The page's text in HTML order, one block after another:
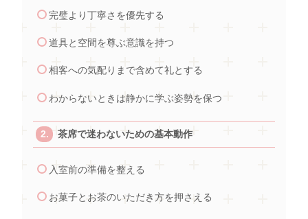
完璧より丁寧さを優先する
道具と空間を尊ぶ意識を持つ
相客への気配りまで含めて礼とする
わからないときは静かに学ぶ姿勢を保つ
茶席で迷わないための基本動作
入室前の準備を整える
お菓子とお茶のいただき方を押さえる